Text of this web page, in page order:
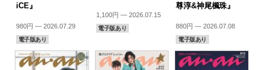
iCE』
980円 — 2026.07.29
電子版あり
1,100円 — 2026.07.15
電子版あり
尊淳&神尾楓珠』
880円 — 2026.07.08
電子版あり